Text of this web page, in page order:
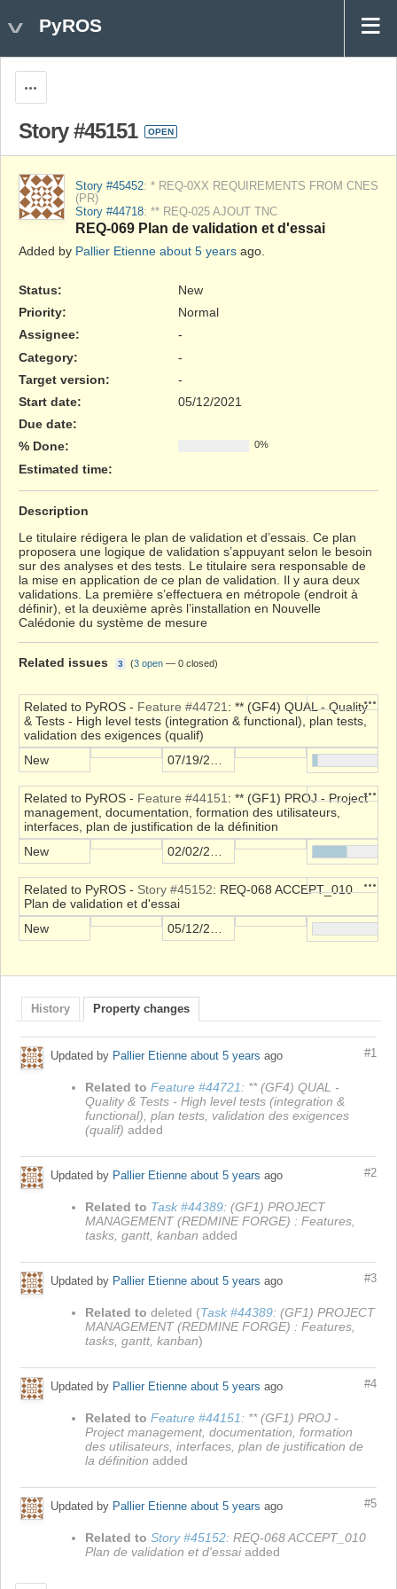
PyROS
Story #45151 OPEN
Story #45452: * REQ-0XX REQUIREMENTS FROM CNES
(PR)
Story #44718: ** REQ-025 AJOUT TNC
REQ-069 Plan de validation et d'essai
Added by Pallier Etienne about 5 years ago.
Status:
New
Priority:
Normal
Assignee:
-
Category:
-
Target version:
-
Start date:
05/12/2021
Due date:
% Done:
0%
Estimated time:
Description
Le titulaire rédigera le plan de validation et d’essais. Ce plan
proposera une logique de validation s’appuyant selon le besoin
sur des analyses et des tests. Le titulaire sera responsable de
la mise en application de ce plan de validation. Il y aura deux
validations. La première s’effectuera en métropole (endroit à
définir), et la deuxième après l’installation en Nouvelle
Calédonie du système de mesure
Related issues 3 (3 open — 0 closed)
Related to PyROS - Feature #44721 : ** (GF4) QUAL - Quality
& Tests - High level tests (integration & functional), plan tests,
validation des exigences (qualif)
New
Related to PyROS - Feature #44151 : ** (GF1) PROJ - Project
management, documentation, formation des utilisateurs,
interfaces, plan de justification de la définition
New
Related to PyROS - Story #45152: REQ-068 ACCEPT_010
Plan de validation et d'essai
New
History Property changes
#1
Updated by Pallier Etienne about 5 years ago
Related to Feature #44721 : ** (GF4) QUAL -
Quality & Tests - High level tests (integration &
functional), plan tests, validation des exigences
(qualif) added
#2
Updated by Pallier Etienne about 5 years ago
Related to Task #44389: (GF1) PROJECT
MANAGEMENT (REDMINE FORGE) : Features,
tasks, gantt, kanban added
#3
Updated by Pallier Etienne about 5 years ago
Related to deleted (Task #44389: (GF1) PROJECT
MANAGEMENT (REDMINE FORGE) : Features,
tasks, gantt, kanban)
#4
Updated by Pallier Etienne about 5 years ago
Related to Feature #44151 : ** (GF1) PROJ -
Project management, documentation, formation
des utilisateurs, interfaces, plan de justification de
la définition added
#5
Updated by Pallier Etienne about 5 years ago
Related to Story #45152: REQ-068 ACCEPT_010
Plan de validation et d'essaiadded